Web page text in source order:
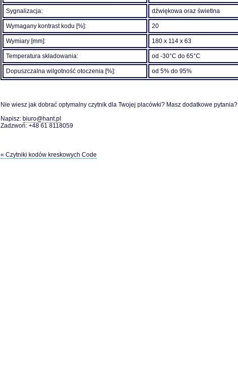
Sygnalizacja: dźwiękowa oraz świetlna
Wymagany kontrast kodu [%]: 20
Wymiary [mm]: 180 x 114 x 63
Temperatura składowania: od -30°C do 65°C
Dopuszczalna wilgotność otoczenia [%]: od 5% do 95%
Nie wiesz jak dobrać optymalny czytnik dla Twojej placówki? Masz dodatkowe pytania?
Napisz: biuro@hant.pl
Zadzwoń: +48 61 8118059
« Czytniki kodów kreskowych Code